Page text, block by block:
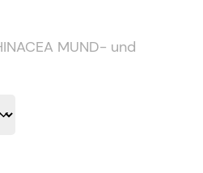
MUND- und